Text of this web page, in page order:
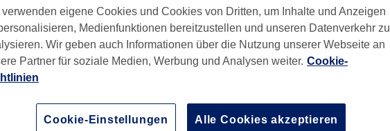
30 Min.Details anzeigen
verwenden eigene Cookies und Cookies von Dritten, um Inhalte und Anzeigen
Medienfunktionen bereitzustellen und unseren Datenverkehr zu
Wir geben auch Informationen über die Nutzung unserer Webseite an
Partner für soziale Medien, Werbung und Analysen weiter. Cookie-
Cookie-Einstellungen Alle Cookies akzeptieren